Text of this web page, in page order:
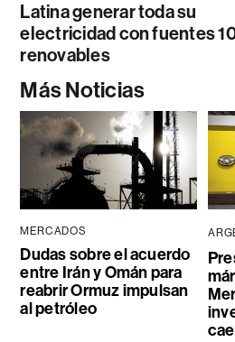
Latina generar toda su
electricidad con fuentes
renovables
Más Noticias
MERCADOS
Dudas sobre el acuerdo
entre Irán y Omán para
reabrir Ormuz impulsan
al petróleo